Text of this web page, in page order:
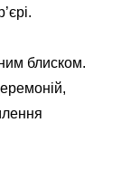
блиском.